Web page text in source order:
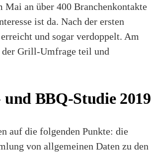
an über 400 Branchenkontakte
ist da. Nach der ersten
und sogar verdoppelt. Am
der Grill-Umfrage teil und
BBQ-Studie 2019
auf die folgenden Punkte: die
von allgemeinen Daten zu den